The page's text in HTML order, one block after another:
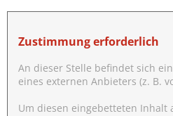
Zustimmung erforderlich
An dieser Stelle befindet sich
eines externen Anbieters (z. B.
Um diesen eingebetteten Inhalt